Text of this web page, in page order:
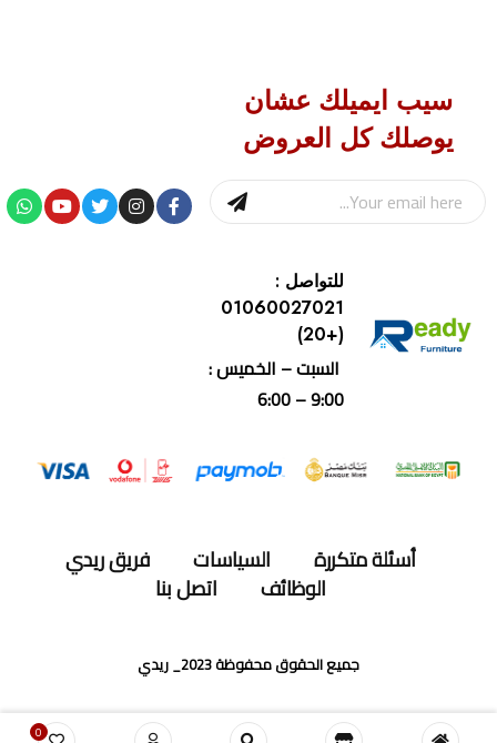
سيب ايميلك عشان
يوصلك كل العروض
للتواصل :
01060027021
(+20)
السبت – الخميس :
9:00 – 6:00
أسئلة متكررة السياسات فريق ريدي
الوظائف اتصل بنا
جميع الحقوق محفوظة 2023_ ريدي
0